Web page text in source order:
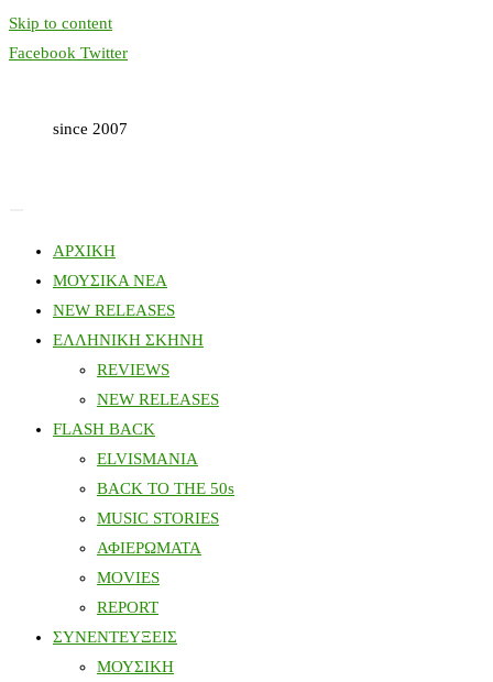
Skip to content
Facebook Twitter
since 2007
ΑΡΧΙΚΗ
ΜΟΥΣΙΚΑ ΝΕΑ
NEW RELEASES
ΕΛΛΗΝΙΚΗ ΣΚΗΝΗ
REVIEWS
NEW RELEASES
FLASH BACK
ELVISMANIA
BACK TO THE 50s
MUSIC STORIES
ΑΦΙΕΡΩΜΑΤΑ
MOVIES
REPORT
ΣΥΝΕΝΤΕΥΞΕΙΣ
ΜΟΥΣΙΚΗ